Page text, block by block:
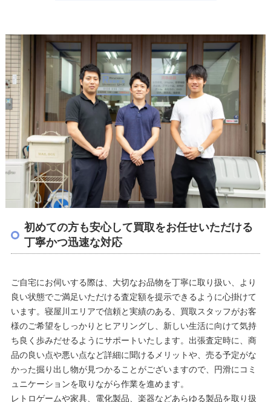
初めての方も安心して買取をお任せいただける
丁寧かつ迅速な対応
ご自宅にお伺いする際は、大切なお品物を丁寧に取り扱い、より
良い状態でご満足いただける査定額を提示できるように心掛けて
います。寝屋川エリアで信頼と実績のある、買取スタッフがお客
様のご希望をしっかりとヒアリングし、新しい生活に向けて気持
ち良く歩みだせるようにサポートいたします。出張査定時に、商
品の良い点や悪い点など詳細に聞けるメリットや、売る予定がな
かった掘り出し物が見つかることがございますので、円滑にコミ
ュニケーションを取りながら作業を進めます。
レトロゲームや家具、電化製品、楽器などあらゆる製品を取り扱